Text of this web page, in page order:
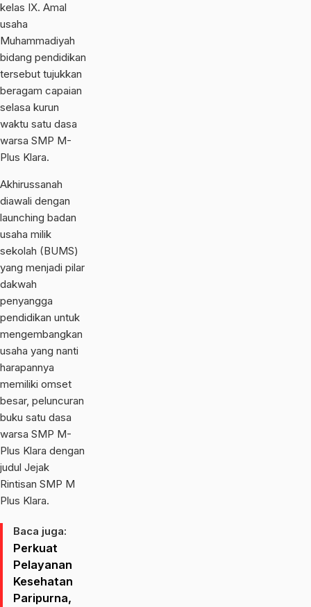
kelas IX. Amal
usaha
Muhammadiyah
bidang pendidikan
tersebut tujukkan
beragam capaian
selasa kurun
waktu satu dasa
warsa SMP M-
Plus Klara.
Akhirussanah
diawali dengan
launching badan
usaha milik
sekolah (BUMS)
yang menjadi pilar
dakwah
penyangga
pendidikan untuk
mengembangkan
usaha yang nanti
harapannya
memiliki omset
besar, peluncuran
buku satu dasa
warsa SMP M-
Plus Klara dengan
judul Jejak
Rintisan SMP M
Plus Klara.
Baca juga:
Perkuat
Pelayanan
Kesehatan
Paripurna,